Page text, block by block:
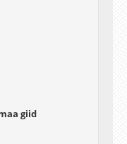
giid